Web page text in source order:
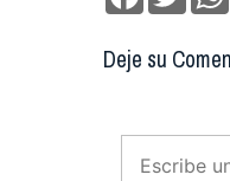
Deje su